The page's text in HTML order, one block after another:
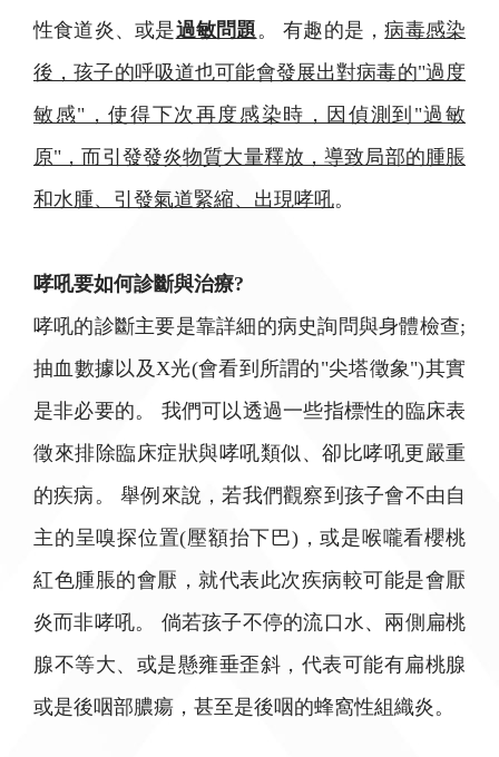
性食道炎、或是過敏問題。 有趣的是，病毒感染
後，孩子的呼吸道也可能會發展出對病毒的"過度
敏感"，使得下次再度感染時，因偵測到"過敏
原"，而引發發炎物質大量釋放，導致局部的腫脹
和水腫、引發氣道緊縮、出現哮吼。
哮吼要如何診斷與治療?
哮吼的診斷主要是靠詳細的病史詢問與身體檢查;
抽血數據以及X光(會看到所謂的"尖塔徵象")其實
是非必要的。 我們可以透過一些指標性的臨床表
徵來排除臨床症狀與哮吼類似、卻比哮吼更嚴重
的疾病。 舉例來說，若我們觀察到孩子會不由自
主的呈嗅探位置(壓額抬下巴)，或是喉嚨看櫻桃
紅色腫脹的會厭，就代表此次疾病較可能是會厭
炎而非哮吼。 倘若孩子不停的流口水、兩側扁桃
腺不等大、或是懸雍垂歪斜，代表可能有扁桃腺
或是後咽部膿瘍，甚至是後咽的蜂窩性組織炎。